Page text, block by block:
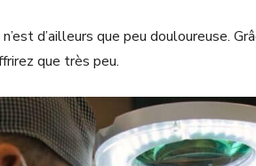
d’ailleurs que peu douloureuse.
que très peu.